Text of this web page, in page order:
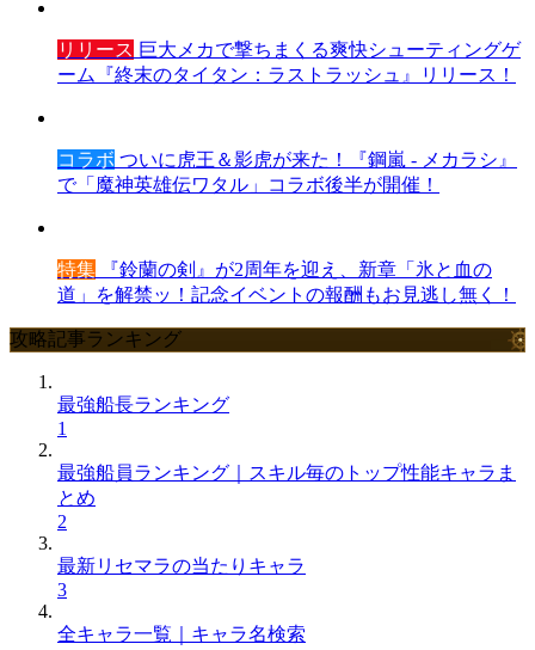
リリース 巨大メカで撃ちまくる爽快シューティングゲ
ーム『終末のタイタン：ラストラッシュ』リリース！
コラボ ついに虎王＆影虎が来た！『鋼嵐 - メカラシ』
で「魔神英雄伝ワタル」コラボ後半が開催！
特集 『鈴蘭の剣』が2周年を迎え、新章「氷と血の
道」を解禁ッ！記念イベントの報酬もお見逃し無く！
攻略記事ランキング
最強船長ランキング
1
最強船員ランキング｜スキル毎のトップ性能キャラま
とめ
2
最新リセマラの当たりキャラ
3
全キャラ一覧｜キャラ名検索